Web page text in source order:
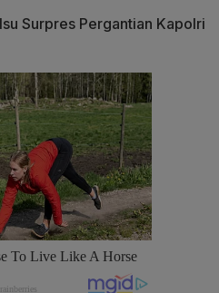
Surpres Pergantian Kapolri